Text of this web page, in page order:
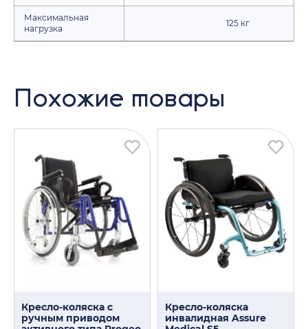
Максимальная
нагрузка
125 кг
Похожие товары
Кресло-коляска с
ручным приводом
Кресло-коляска
инвалидная Assure